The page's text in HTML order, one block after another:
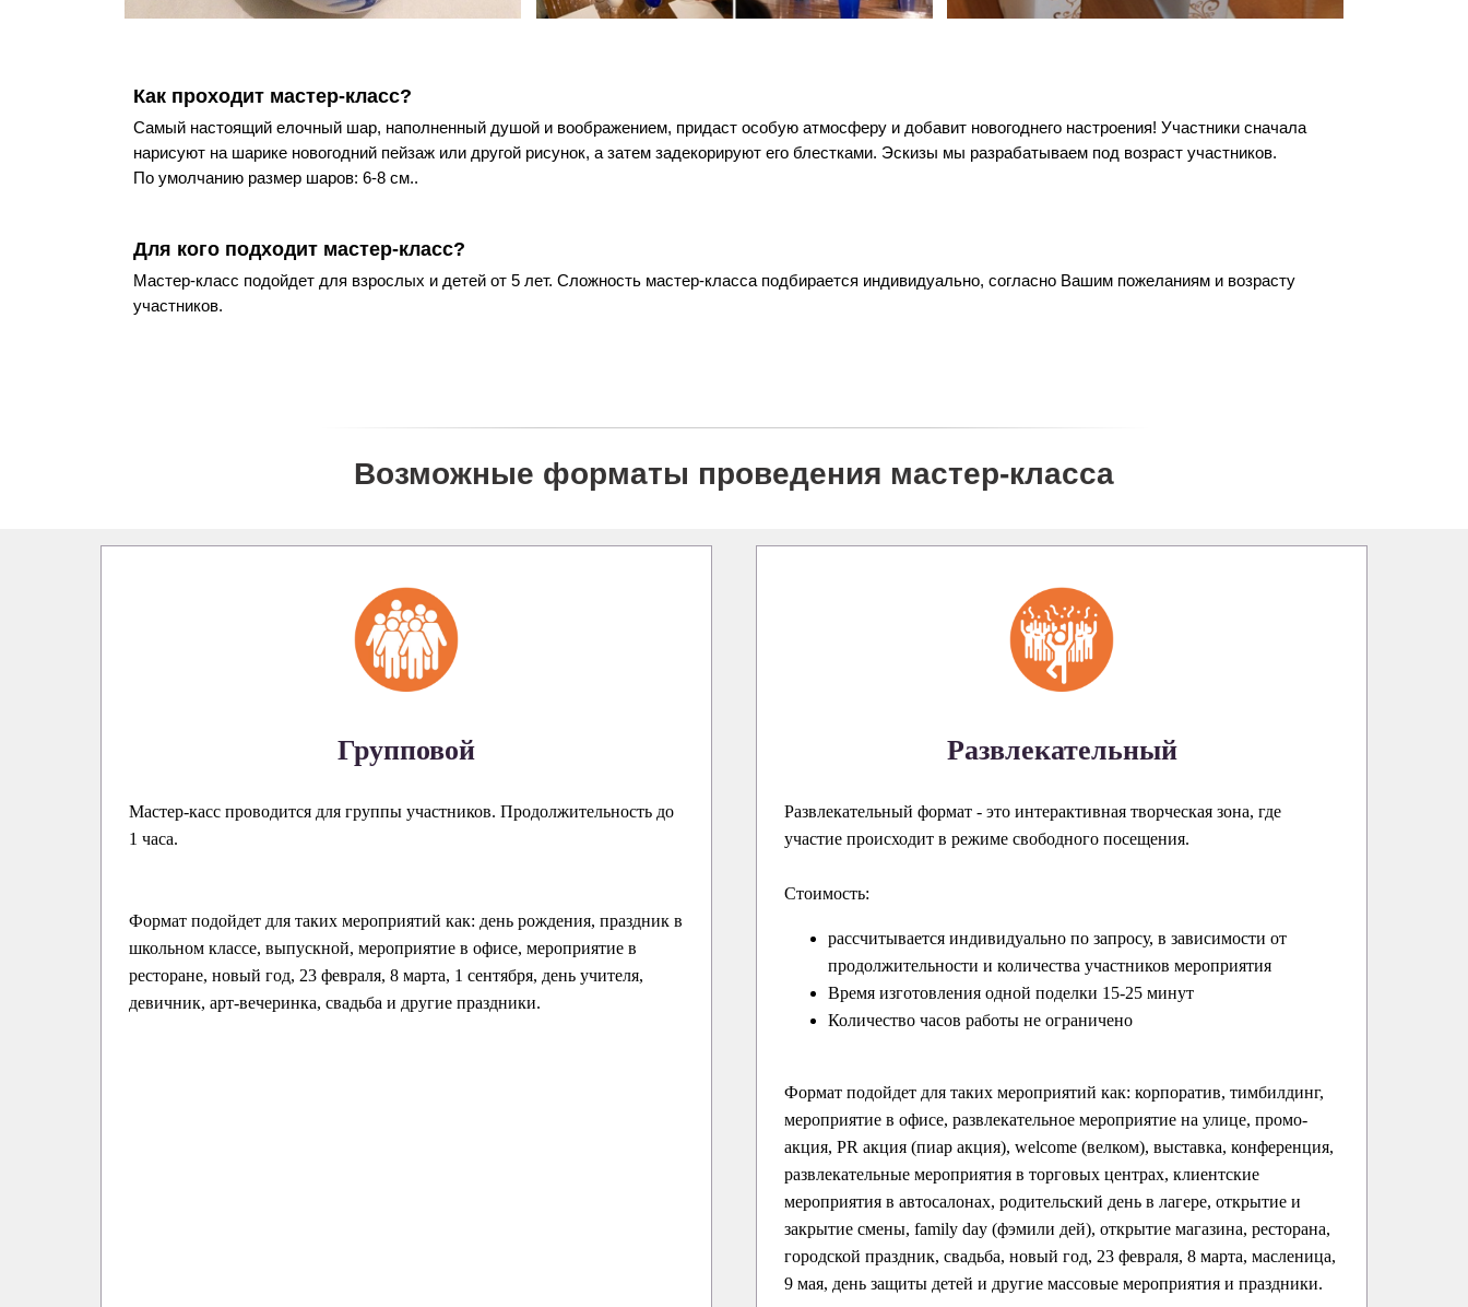
Как проходит мастер-класс?
Самый настоящий елочный шар, наполненный душой и воображением, придаст особую атмосферу и добавит новогоднего настроения! Участники сначала
нарисуют на шарике новогодний пейзаж или другой рисунок, а затем задекорируют его блестками. Эскизы мы разрабатываем под возраст участников.
По умолчанию размер шаров: 6-8 см..
Для кого подходит мастер-класс?
Мастер-класс подойдет для взрослых и детей от 5 лет. Сложность мастер-класса подбирается индивидуально, согласно Вашим пожеланиям и возрасту
участников.
Возможные форматы проведения мастер-класса
Групповой
Мастер-касс проводится для группы участников. Продолжительность до
1 часа.
Формат подойдет для таких мероприятий как: день рождения, праздник в
школьном классе, выпускной, мероприятие в офисе, мероприятие в
ресторане, новый год, 23 февраля, 8 марта, 1 сентября, день учителя,
девичник, арт-вечеринка, свадьба и другие праздники.
Развлекательный
Развлекательный формат - это интерактивная творческая зона, где
участие происходит в режиме свободного посещения.
Стоимость:
рассчитывается индивидуально по запросу, в зависимости от
продолжительности и количества участников мероприятия
Время изготовления одной поделки 15-25 минут
Количество часов работы не ограничено
Формат подойдет для таких мероприятий как: корпоратив, тимбилдинг,
мероприятие в офисе, развлекательное мероприятие на улице, промо-
акция, PR акция (пиар акция), welcome (велком), выставка, конференция,
развлекательные мероприятия в торговых центрах, клиентские
мероприятия в автосалонах, родительский день в лагере, открытие и
закрытие смены, family day (фэмили дей), открытие магазина, ресторана,
городской праздник, свадьба, новый год, 23 февраля, 8 марта, масленица,
9 мая, день защиты детей и другие массовые мероприятия и праздники.